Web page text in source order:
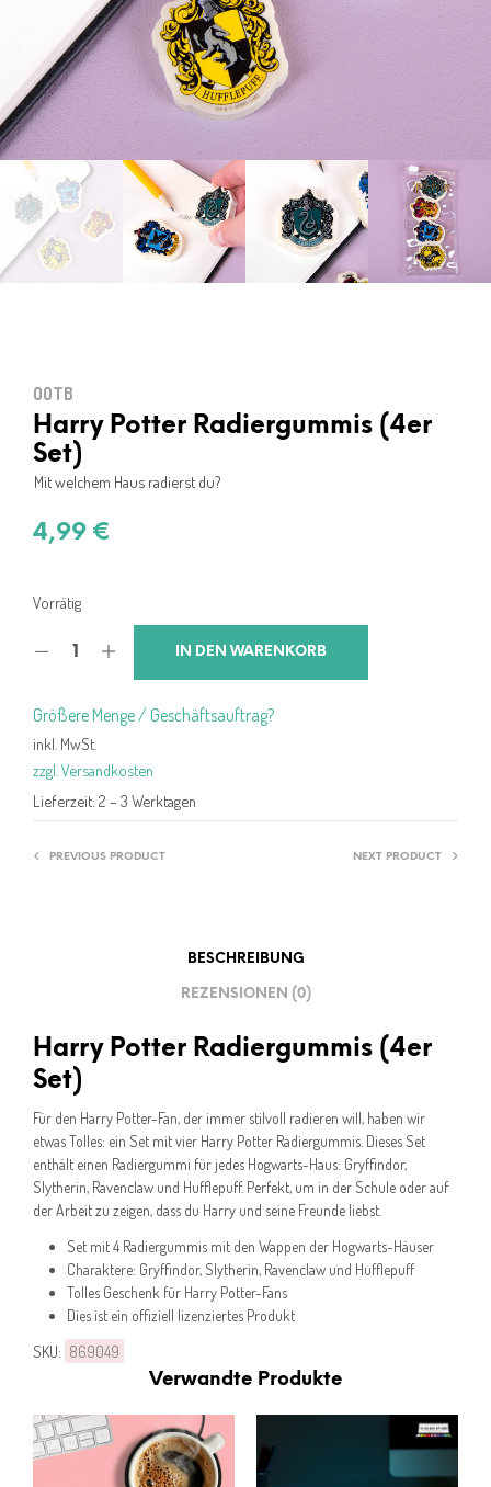
OOTB
Harry Potter Radiergummis (4er
Set)
Mit welchem Haus radierst du?
4,99 €
Vorrätig
IN DEN WARENKORB
Größere Menge / Geschäftsauftrag?
inkl. MwSt.
zzgl. Versandkosten
Lieferzeit: 2 – 3 Werktagen
PREVIOUS PRODUCT NEXT PRODUCT
BESCHREIBUNG
REZENSIONEN (0)
Harry Potter Radiergummis (4er
Set)
Für den Harry Potter-Fan, der immer stilvoll radieren will, haben wir
etwas Tolles: ein Set mit vier Harry Potter Radiergummis. Dieses Set
enthält einen Radiergummi für jedes Hogwarts-Haus: Gryffindor,
Slytherin, Ravenclaw und Hufflepuff. Perfekt, um in der Schule oder auf
der Arbeit zu zeigen, dass du Harry und seine Freunde liebst.
Set mit 4 Radiergummis mit den Wappen der Hogwarts-Häuser
Charaktere: Gryffindor, Slytherin, Ravenclaw und Hufflepuff
Tolles Geschenk für Harry Potter-Fans
Dies ist ein offiziell lizenziertes Produkt
SKU: 869049
Verwandte Produkte